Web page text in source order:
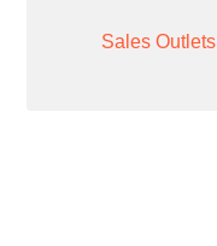
Sales Outlets